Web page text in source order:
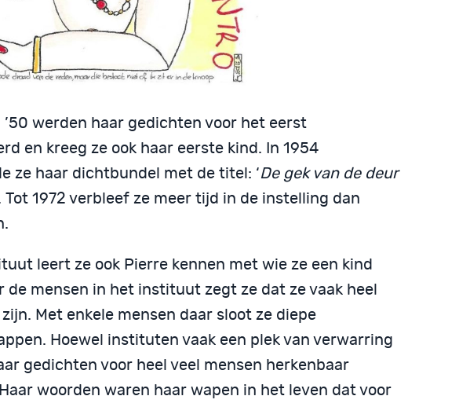
’50 werden haar gedichten voor het eerst
en kreeg ze ook haar eerste kind. In 1954
ze haar dichtbundel met de titel: ‘De gek van de deur
Tot 1972 verbleef ze meer tijd in de instelling dan
leert ze ook Pierre kennen met wie ze een kind
de mensen in het instituut zegt ze dat ze vaak heel
Met enkele mensen daar sloot ze diepe
Hoewel instituten vaak een plek van verwarring
gedichten voor heel veel mensen herkenbaar
woorden waren haar wapen in het leven dat voor